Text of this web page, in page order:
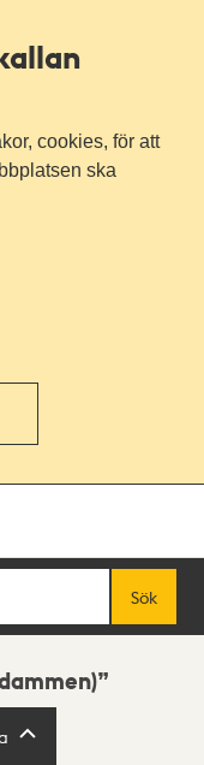
cookies, för att
ska
Sök